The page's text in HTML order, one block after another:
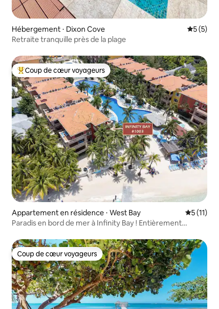
Hébergement ⋅ Dixon Cove
5 (5)
Retraite tranquille près de la plage
Coups de cœur voyageurs les plus appréciés
Coup de cœur voyageurs
Appartement en résidence ⋅ West Bay
5 (11)
Paradis en bord de mer à Infinity Bay ! Entièrement
Coup de cœur voyageurs
Coup de cœur voyageurs